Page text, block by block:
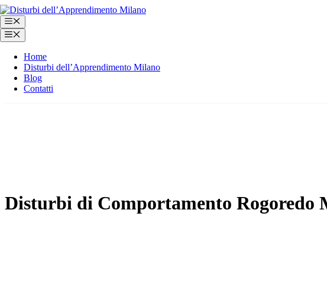
Vai
al
contenuto
Menu
Menu
Home
Disturbi dell’Apprendimento Milano
Blog
Contatti
Disturbi di Comportamento Rogoredo